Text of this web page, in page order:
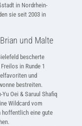
in Nordrhein-
sie seit 2003 in
und Malte
bescherte
in Runde 1
und
bestreiten.
Oei & Saruul Shafiq
Wildcard vom
hoffentlich eine gute